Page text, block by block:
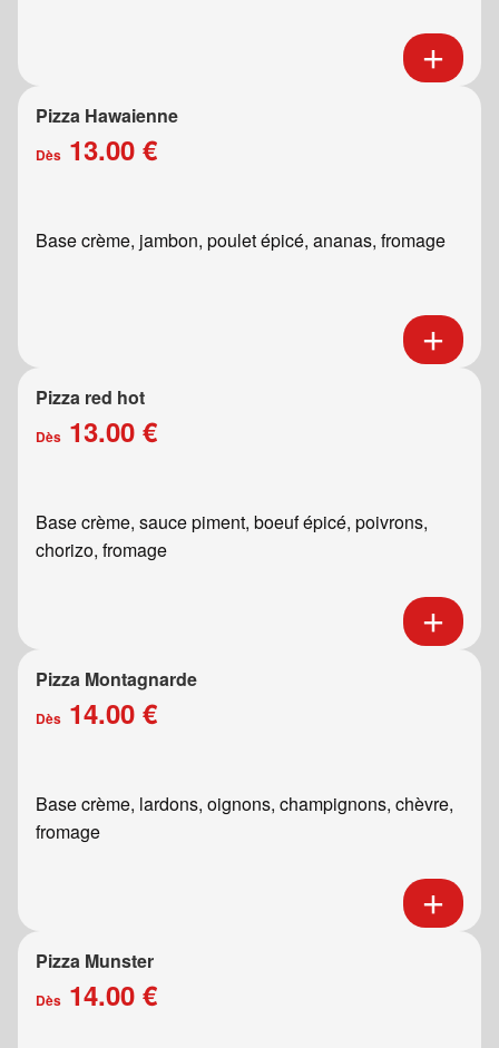
Pizza Hawaienne
Dès 13.00 €
Base crème, jambon, poulet épicé, ananas, fromage
Pizza red hot
Dès 13.00 €
Base crème, sauce piment, boeuf épicé, poivrons,
chorizo, fromage
Pizza Montagnarde
Dès 14.00 €
Base crème, lardons, oignons, champignons, chèvre,
fromage
Pizza Munster
Dès 14.00 €